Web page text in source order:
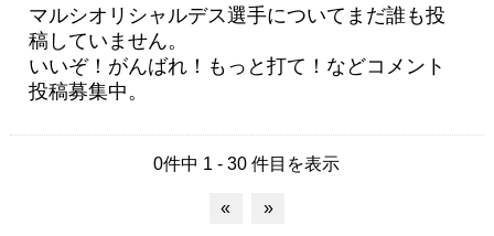
マルシオリシャルデス選手についてまだ誰も投
稿していません。
いいぞ！がんばれ！もっと打て！などコメント
投稿募集中。
0件中 1 - 30 件目を表示
« »